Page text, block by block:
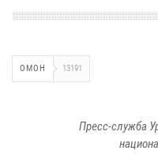
ОМОН 13191
Пресс-служба